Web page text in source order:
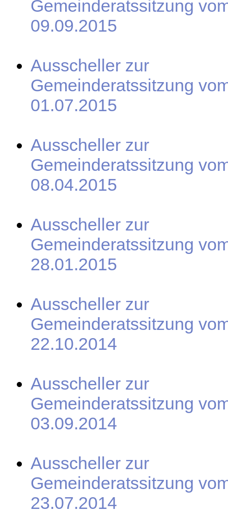
Gemeinderatssitzung
09.09.2015
Ausscheller zur
Gemeinderatssitzung
01.07.2015
Ausscheller zur
Gemeinderatssitzung
08.04.2015
Ausscheller zur
Gemeinderatssitzung
28.01.2015
Ausscheller zur
Gemeinderatssitzung
22.10.2014
Ausscheller zur
Gemeinderatssitzung
03.09.2014
Ausscheller zur
Gemeinderatssitzung
23.07.2014